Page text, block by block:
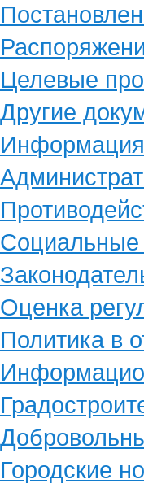
Целевые
Другие
Информация
Оценка
Политика в
Городские